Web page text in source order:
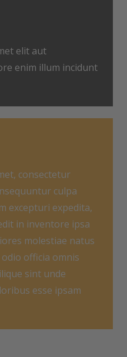
elit aut
enim illum incidunt
consectetur
culpa
excepturi expedita,
in inventore ipsa
molestiae natus
officia omnis
sint unde
esse ipsam